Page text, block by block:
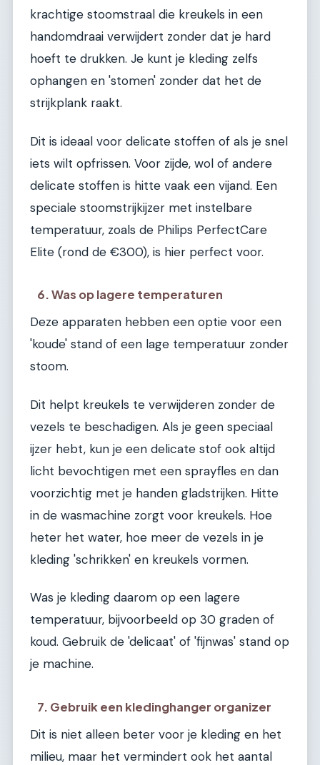
krachtige stoomstraal die kreukels in een
handomdraai verwijdert zonder dat je hard
hoeft te drukken. Je kunt je kleding zelfs
ophangen en 'stomen' zonder dat het de
strijkplank raakt.
Dit is ideaal voor delicate stoffen of als je snel
iets wilt opfrissen. Voor zijde, wol of andere
delicate stoffen is hitte vaak een vijand. Een
speciale stoomstrijkijzer met instelbare
temperatuur, zoals de Philips PerfectCare
Elite (rond de €300), is hier perfect voor.
6. Was op lagere temperaturen
Deze apparaten hebben een optie voor een
'koude' stand of een lage temperatuur zonder
stoom.
Dit helpt kreukels te verwijderen zonder de
vezels te beschadigen. Als je geen speciaal
ijzer hebt, kun je een delicate stof ook altijd
licht bevochtigen met een sprayfles en dan
voorzichtig met je handen gladstrijken. Hitte
in de wasmachine zorgt voor kreukels. Hoe
heter het water, hoe meer de vezels in je
kleding 'schrikken' en kreukels vormen.
Was je kleding daarom op een lagere
temperatuur, bijvoorbeeld op 30 graden of
koud. Gebruik de 'delicaat' of 'fijnwas' stand op
je machine.
7. Gebruik een kledinghanger organizer
Dit is niet alleen beter voor je kleding en het
milieu, maar het vermindert ook het aantal